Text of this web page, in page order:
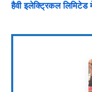
हैवी इलेक्ट्रिकल